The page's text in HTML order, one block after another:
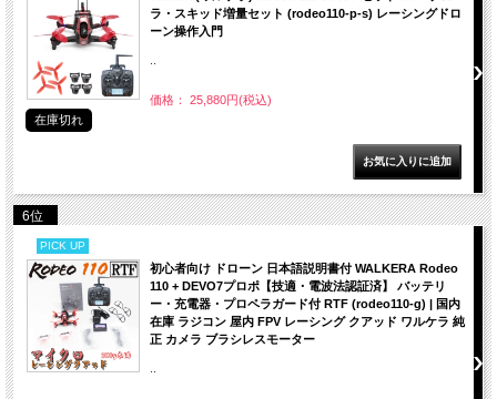
ラ・スキッド増量セット (rodeo110-p-s) レーシングドロ
ーン操作入門
価格： 25,880円(税込)
在庫切れ
6位
PICK UP
初心者向け ドローン 日本語説明書付 WALKERA Rodeo
110 + DEVO7プロポ【技適・電波法認証済】 バッテリ
ー・充電器・プロペラガード付 RTF (rodeo110-g) | 国内
在庫 ラジコン 屋内 FPV レーシング クアッド ワルケラ 純
正 カメラ ブラシレスモーター